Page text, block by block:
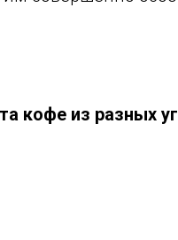
кофе из разных